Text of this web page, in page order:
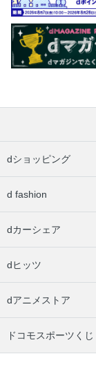
dショッピング
d fashion
dカーシェア
dヒッツ
dアニメストア
ドコモスポーツくじ